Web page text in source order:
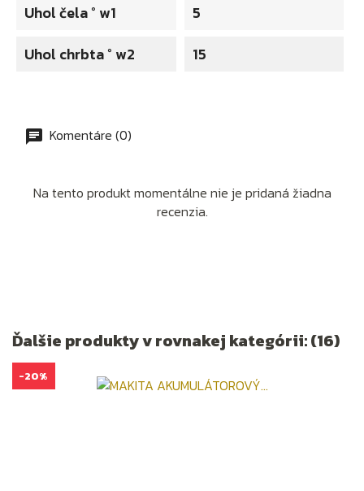
Uhol čela ° w1
5
Uhol chrbta ° w2
15
Komentáre (0)
Na tento produkt momentálne nie je pridaná žiadna
recenzia.
Ďalšie produkty v rovnakej kategórii: (16)
-20%